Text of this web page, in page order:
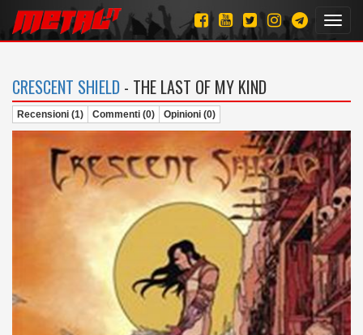
CRESCENT SHIELD - THE LAST OF MY KIND
Recensioni (1) Commenti (0) Opinioni (0)